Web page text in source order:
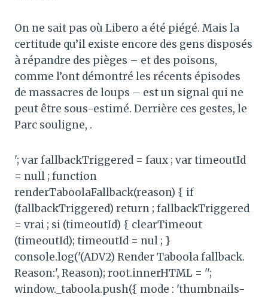
On ne sait pas où Libero a été piégé. Mais la
certitude qu’il existe encore des gens disposés
à répandre des pièges – et des poisons,
comme l’ont démontré les récents épisodes
de massacres de loups – est un signal qui ne
peut être sous-estimé. Derrière ces gestes, le
Parc souligne, .
'; var fallbackTriggered = faux ; var timeoutId
= null ; function
renderTaboolaFallback(reason) { if
(fallbackTriggered) return ; fallbackTriggered
= vrai ; si (timeoutId) { clearTimeout
(timeoutId); timeoutId = nul ; }
console.log('(ADV2) Render Taboola fallback.
Reason:', Reason); root.innerHTML = '';
window._taboola.push({ mode : 'thumbnails-